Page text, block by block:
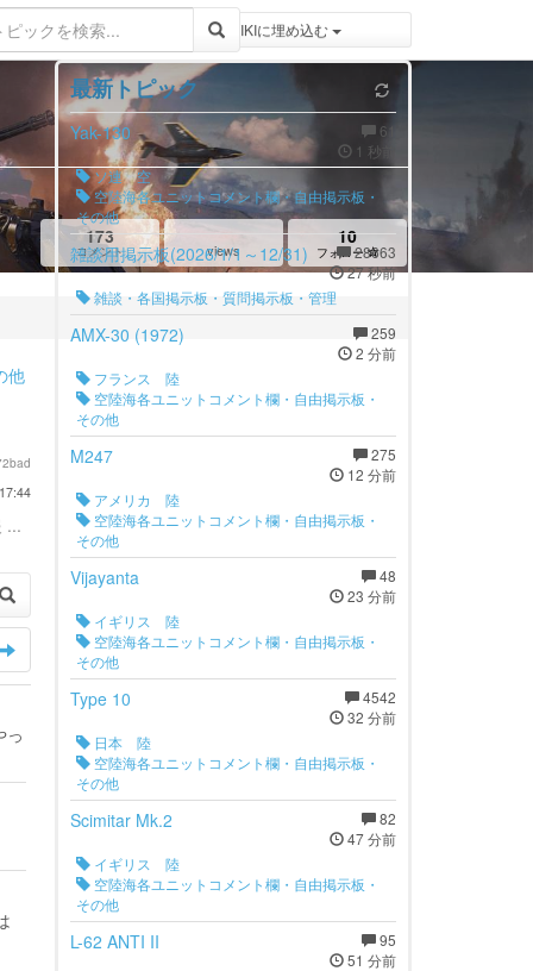
登録 / ログイン
173
コメント views
10
フォロー
他
...
っ
トピックをWIKIWIKIに埋め込む
最新トピック
61
1 秒前
Yak-130
ソ連 空
空陸海各ユニットコメント欄・自由掲示板・
その他
28663
27 秒前
雑談用掲示板(2026/1/1～12/31)
雑談・各国掲示板・質問掲示板・管理
259
2 分前
AMX-30 (1972)
フランス 陸
空陸海各ユニットコメント欄・自由掲示板・
その他
275
12 分前
M247
アメリカ 陸
空陸海各ユニットコメント欄・自由掲示板・
その他
48
23 分前
Vijayanta
イギリス 陸
空陸海各ユニットコメント欄・自由掲示板・
その他
4542
32 分前
Type 10
日本 陸
空陸海各ユニットコメント欄・自由掲示板・
その他
82
47 分前
Scimitar Mk.2
イギリス 陸
空陸海各ユニットコメント欄・自由掲示板・
その他
95
51 分前
L-62 ANTI II